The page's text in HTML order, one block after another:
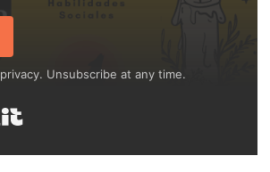
Unsubscribe at any time.